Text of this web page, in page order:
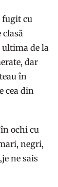
fugit cu
clasă
de la
dar
în
cea din
ochi cu
negri,
ne sais